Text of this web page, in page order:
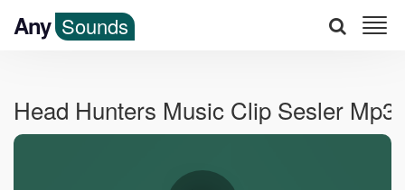
Any Sounds
Head Hunters Music Clip Sesler Mp3